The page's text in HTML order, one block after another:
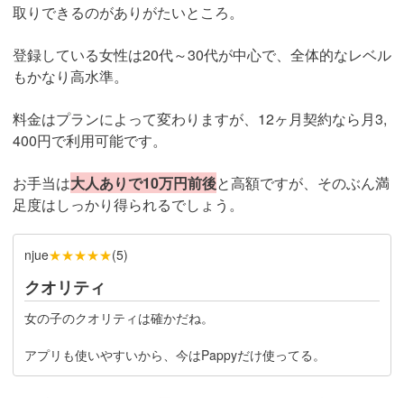
取りできるのがありがたいところ。
登録している女性は20代～30代が中心で、全体的なレベル
もかなり高水準。
料金はプランによって変わりますが、12ヶ月契約なら月3,
400円で利用可能です。
お手当は大人ありで10万円前後と高額ですが、そのぶん満
足度はしっかり得られるでしょう。
njue★★★★★(5)
クオリティ
女の子のクオリティは確かだね。
アプリも使いやすいから、今はPappyだけ使ってる。